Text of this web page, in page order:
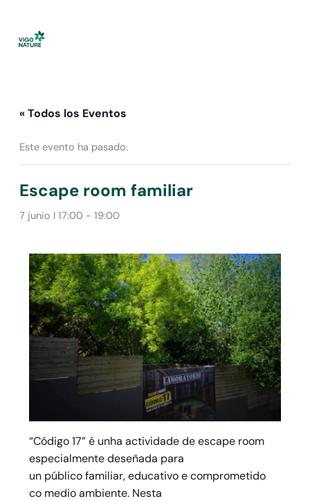
contenido
« Todos los Eventos
Este evento ha pasado.
Escape room familiar
7 junio I 17:00- 19:00
“Código 17” é unha actividade de escape room
especialmente deseñada para
un público familiar, educativo e comprometido
co medio ambiente. Nesta